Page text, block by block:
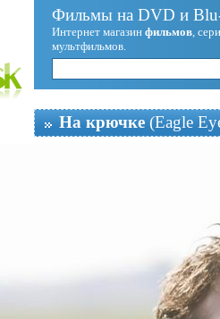
Фильмы на DVD и
Интернет магазин фильмов,
мультфильмов.
На крючке (Eagle